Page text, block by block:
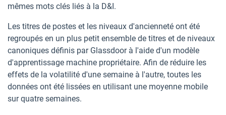
mêmes mots clés liés à la D&I.
Les titres de postes et les niveaux d'ancienneté ont été
regroupés en un plus petit ensemble de titres et de niveaux
canoniques définis par Glassdoor à l'aide d'un modèle
d'apprentissage machine propriétaire. Afin de réduire les
effets de la volatilité d'une semaine à l'autre, toutes les
données ont été lissées en utilisant une moyenne mobile
sur quatre semaines.